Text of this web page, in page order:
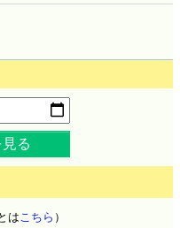
る
は こちら ）